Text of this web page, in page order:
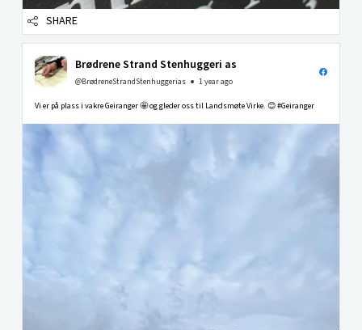
SHARE
Brødrene Strand Stenhuggeri as
@BrødreneStrandStenhuggerias 1 year ago
Vi er på plass i vakre Geiranger 🤩 og gleder oss til Landsmøte Virke. 😊 #Geiranger